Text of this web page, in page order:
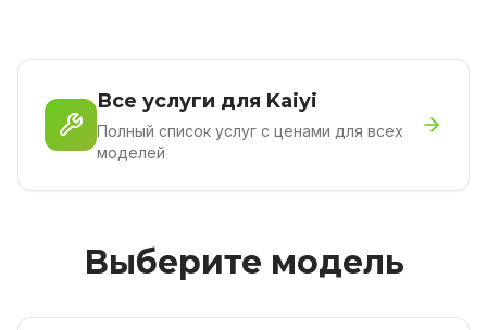
Все услуги для Kaiyi
Полный список услуг с ценами для всех
моделей
Выберите модель